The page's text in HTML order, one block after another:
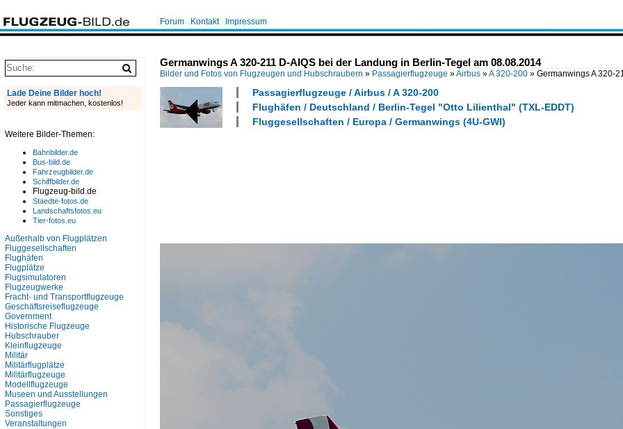
Forum Kontakt Impressum
Germanwings A 320-211 D-AIQS bei der Landung in Berlin-Tegel am 08.08.2014
Bilder und Fotos von Flugzeugen und Hubschraubern » Passagierflugzeuge »Airbus »A 320-200 » Germanwings A 320-
Passagierflugzeuge / Airbus / A 320-200
Flughäfen / Deutschland / Berlin-Tegel "Otto Lilienthal" (TXL-EDDT)
Fluggesellschaften / Europa / Germanwings (4U-GWI)
Lade Deine Bilder hoch!
Jeder kann mitmachen, kostenlos!
Weitere Bilder-Themen:
Bahnbilder.de
Bus-bild.de
Fahrzeugbilder.de
Schiffbilder.de
Flugzeug-bild.de
Staedte-fotos.de
Landschaftsfotos.eu
Tier-fotos.eu
Außerhalb von Flugplätzen
Fluggesellschaften
Flughäfen
Flugplätze
Flugsimulatoren
Flugzeugwerke
Fracht- und Transportflugzeuge
Geschäftsreiseflugzeuge
Government
Historische Flugzeuge
Hubschrauber
Kleinflugzeuge
Militär
Militärflugplätze
Militärflugzeuge
Modellflugzeuge
Museen und Ausstellungen
Passagierflugzeuge
Sonstiges
Veranstaltungen